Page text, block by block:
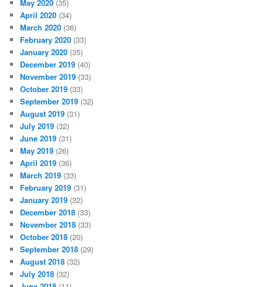
May 2020 (35)
April 2020 (34)
March 2020 (36)
February 2020 (33)
January 2020 (35)
December 2019 (40)
November 2019 (33)
October 2019 (33)
September 2019 (32)
August 2019 (31)
July 2019 (32)
June 2019 (31)
May 2019 (26)
April 2019 (36)
March 2019 (33)
February 2019 (31)
January 2019 (32)
December 2018 (33)
November 2018 (33)
October 2018 (20)
September 2018 (29)
August 2018 (32)
July 2018 (32)